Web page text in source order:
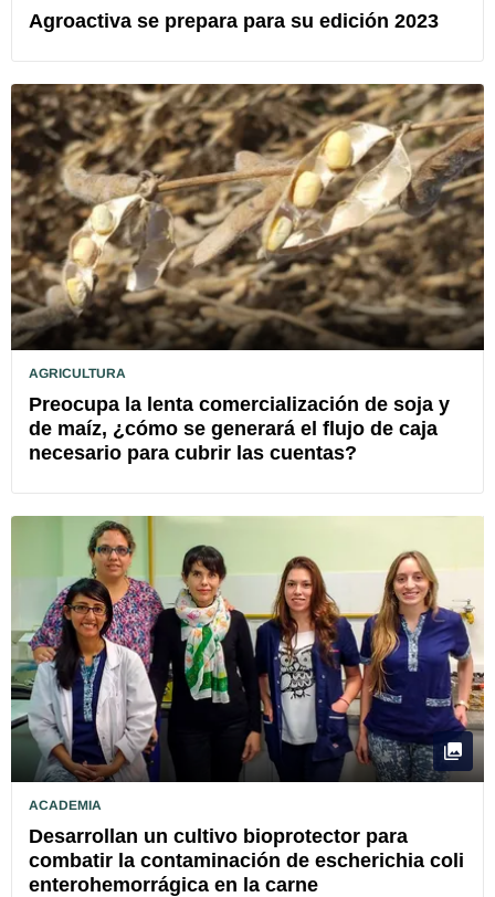
Agroactiva se prepara para su edición 2023
AGRICULTURA
Preocupa la lenta comercialización de soja y
de maíz, ¿cómo se generará el flujo de caja
necesario para cubrir las cuentas?
ACADEMIA
Desarrollan un cultivo bioprotector para
combatir la contaminación de escherichia coli
enterohemorrágica en la carne